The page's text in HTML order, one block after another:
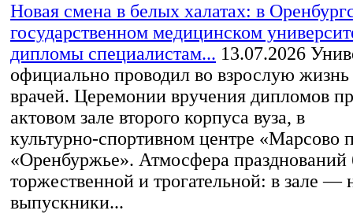
Новая смена в белых халатах: в
государственном медицинском
дипломы специалистам... 13.07.2026
официально проводил во взрослую
врачей. Церемонии вручения дипломов
актовом зале второго корпуса вуза, в
культурно‑спортивном центре
«Оренбуржье». Атмосфера празднований
торжественной и трогательной: в зале —
выпускники...